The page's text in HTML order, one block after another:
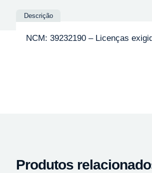
Descrição
NCM: 39232190 – Licenças
Produtos